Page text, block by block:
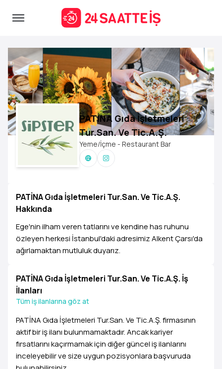
PATİNA Gıda İşletmeleri
Tur.San. Ve Tic.A.Ş.
Yeme/İçme - Restaurant Bar
PATİNA Gıda İşletmeleri Tur.San. Ve Tic.A.Ş.
Hakkında
Ege'nin ilham veren tatlarını ve kendine has ruhunu
özleyen herkesi İstanbul'daki adresimiz Alkent Çarsı'da
ağırlamaktan mutluluk duyarız.
PATİNA Gıda İşletmeleri Tur.San. Ve Tic.A.Ş. İş
İlanları
Tüm iş ilanlarına göz at
PATİNA Gıda İşletmeleri Tur.San. Ve Tic.A.Ş. firmasının
aktif bir iş ilanı bulunmamaktadır. Ancak kariyer
fırsatlarını kaçırmamak için diğer güncel iş ilanlarını
inceleyebilir ve size uygun pozisyonlara başvuruda